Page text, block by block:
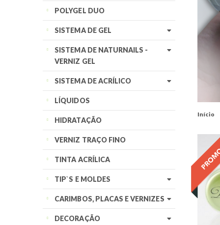
POLYGEL DUO
SISTEMA DE GEL
SISTEMA DE NATURNAILS -
VERNIZ GEL
SISTEMA DE ACRÍLICO
LÍQUIDOS
HIDRATAÇÃO
VERNIZ TRAÇO FINO
TINTA ACRÍLICA
TIP`S E MOLDES
CARIMBOS, PLACAS E VERNIZES
DECORAÇÃO
Início